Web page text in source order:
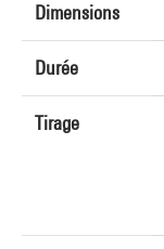
Dimensions
Durée
Tirage